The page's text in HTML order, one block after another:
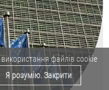
файлів cookie
Я розумію. Закрити